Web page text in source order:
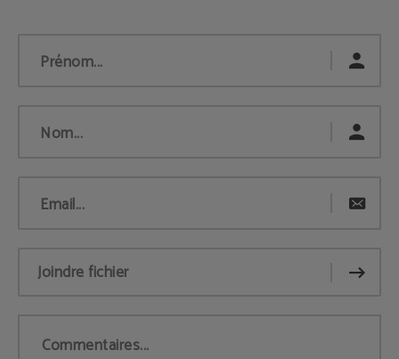
Prénom...
Nom...
Email...
Joindre fichier
Commentaires...